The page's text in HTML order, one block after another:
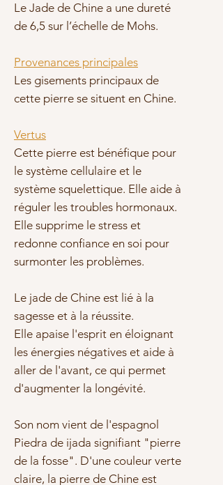
Le Jade de Chine a une dureté
de 6,5 sur l’échelle de Mohs.
Provenances principales
Les gisements principaux de
cette pierre se situent en Chine.
Vertus
Cette pierre est bénéfique pour
le système cellulaire et le
système squelettique. Elle aide à
réguler les troubles hormonaux.
Elle supprime le stress et
redonne confiance en soi pour
surmonter les problèmes.
Le jade de Chine est lié à la
sagesse et à la réussite.
Elle apaise l'esprit en éloignant
les énergies négatives et aide à
aller de l'avant, ce qui permet
d'augmenter la longévité.
Son nom vient de l'espagnol
Piedra de ijada signifiant "pierre
de la fosse". D'une couleur verte
claire, la pierre de Chine est